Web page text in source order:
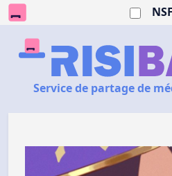
Service de partage de